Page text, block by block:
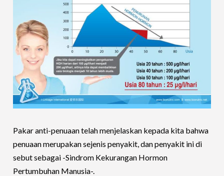
Pakar anti-penuaan telah menjelaskan kepada kita bahwa
penuaan merupakan sejenis penyakit, dan penyakit ini di
sebut sebagai -Sindrom Kekurangan Hormon
Pertumbuhan Manusia-.